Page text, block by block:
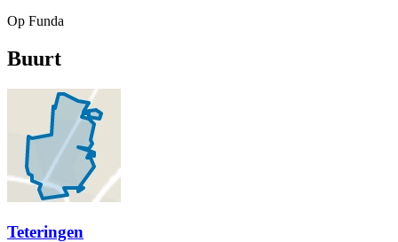
Op Funda
Buurt
Teteringen